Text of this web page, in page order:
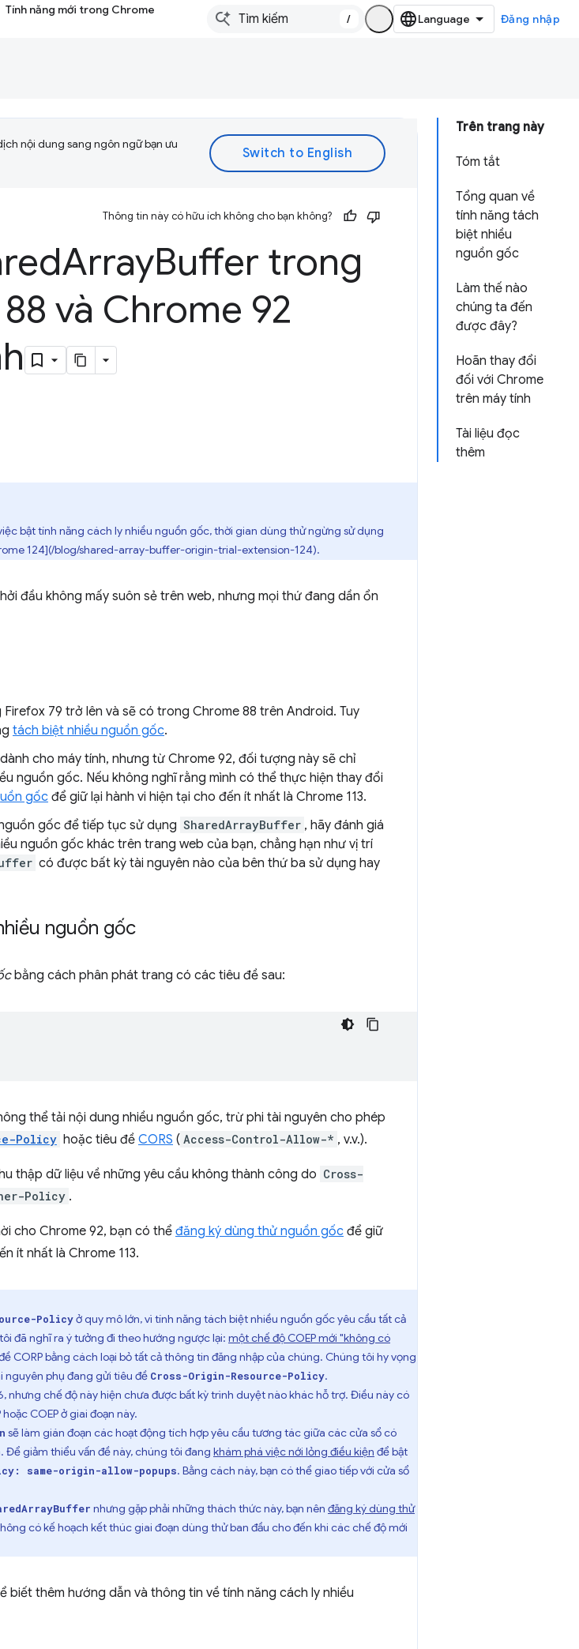
Tính năng mới trong Chrome
/ Đăng nhập
Trên trang này
Tóm tắt
Tổng quan về
tính năng tách
biệt nhiều
nguồn gốc
Làm thế nào
chúng ta đến
được đây?
Hoãn thay đổi
đối với Chrome
trên máy tính
Tài liệu đọc
thêm
nội dung sang ngôn ngữ bạn ưu
Thông tin này có hữu ích không cho bạn không?
ArrayBuffer trong
và Chrome 92
bật tính năng cách ly nhiều nguồn gốc, thời gian dùng thử ngừng sử dụng
124](/blog/shared-array-buffer-origin-trial-extension-124).
đầu không mấy suôn sẻ trên web, nhưng mọi thứ đang dần ổn
79 trở lên và sẽ có trong Chrome 88 trên Android. Tuy
tách biệt nhiều nguồn gốc.
cho máy tính, nhưng từ Chrome 92, đối tượng này sẽ chỉ
nguồn gốc. Nếu không nghĩ rằng mình có thể thực hiện thay đổi
gốc để giữ lại hành vi hiện tại cho đến ít nhất là Chrome 113.
gốc để tiếp tục sử dụng SharedArrayBuffer , hãy đánh giá
nguồn gốc khác trên trang web của bạn, chẳng hạn như vị trí
có được bất kỳ tài nguyên nào của bên thứ ba sử dụng hay
nguồn gốc
bằng cách phân phát trang có các tiêu đề sau:
thể tải nội dung nhiều nguồn gốc, trừ phi tài nguyên cho phép
Policy hoặc tiêu đề CORS ( Access-Control-Allow-* , v.v.).
thập dữ liệu về những yêu cầu không thành công do Cross-
Policy .
cho Chrome 92, bạn có thể đăng ký dùng thử nguồn gốc để giữ
ít nhất là Chrome 113.
Policyở quy mô lớn, vì tính năng tách biệt nhiều nguồn gốc yêu cầu tất cả
đã nghĩ ra ý tưởng đi theo hướng ngược lại: một chế độ COEP mới "không có
CORP bằng cách loại bỏ tất cả thông tin đăng nhập của chúng. Chúng tôi hy vọng
nguyên phụ đang gửi tiêu đề Cross-Origin-Resource-Policy.
nhưng chế độ này hiện chưa được bất kỳ trình duyệt nào khác hỗ trợ. Điều này có
COEP ở giai đoạn này.
sẽ làm gián đoạn các hoạt động tích hợp yêu cầu tương tác giữa các cửa sổ có
giảm thiểu vấn đề này, chúng tôi đang khám phá việc nới lỏng điều kiện để bật
same-origin-allow-popups. Bằng cách này, bạn có thể giao tiếp với cửa sổ
nhưng gặp phải những thách thức này, bạn nên đăng ký dùng thử
có kế hoạch kết thúc giai đoạn dùng thử ban đầu cho đến khi các chế độ mới
biết thêm hướng dẫn và thông tin về tính năng cách ly nhiều